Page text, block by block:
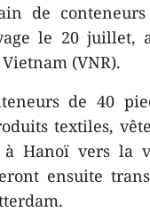
de
le 20 juillet,
(VNR).
de 40
textiles,
Hanoï vers la
ensuite